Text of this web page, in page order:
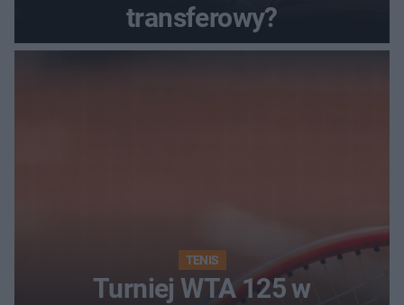
transferowy?
TENIS
Turniej WTA 125 w